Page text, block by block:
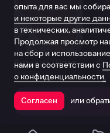
Виталий Шляппо
Продюсер
опыта для вас мы
и некоторые другие
в технических,
Продолжая просмотр
на сбор и
нами в соответствии с
о конфиденциальности.
Согласен или